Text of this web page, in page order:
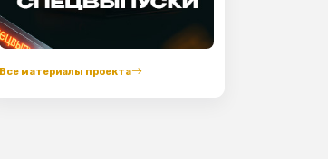
Все материалы проекта